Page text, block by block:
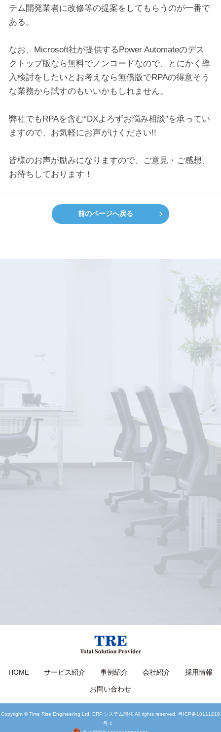
テム開発業者に改修等の提案をしてもらうのが一番で
ある。
なお、Microsoft社が提供するPower Automateのデス
クトップ版なら無料でノンコードなので、とにかく導
入検討をしたいとお考えなら無償版でRPAの得意そう
な業務から試すのもいいかもしれません。
弊社でもRPAを含む“DXよろずお悩み相談”を承ってい
ますので、お気軽にお声がけください!!
皆様のお声が励みになりますので、ご意見・ご感想、
お待ちしております！
前のページへ戻る
HOME サービス紹介 事例紹介 会社紹介 採用情報
お問い合わせ
Copyright © Time Rise Engineering Ltd. ERP,システム開発 All rights reserved. 粤ICP备18111219
号-1